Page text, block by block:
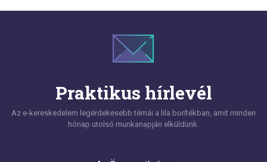
Praktikus hírlevél
Az e-kereskedelem legérdekesebb témái a lila borítékban, amit minden
hónap utolsó munkanapján elküldünk.